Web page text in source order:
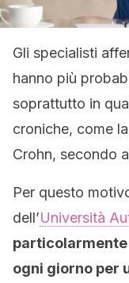
Gli specialisti
hanno più
soprattutto in
croniche, come
Crohn, secondo
Per questo
dell’Università
ogni giorno per